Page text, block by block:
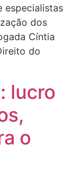
especialistas
dos
Cíntia
do
lucro
o